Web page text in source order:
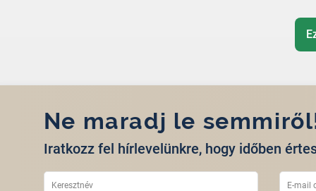
Ne maradj le
Iratkozz fel hírlevelünkre, hogy időben